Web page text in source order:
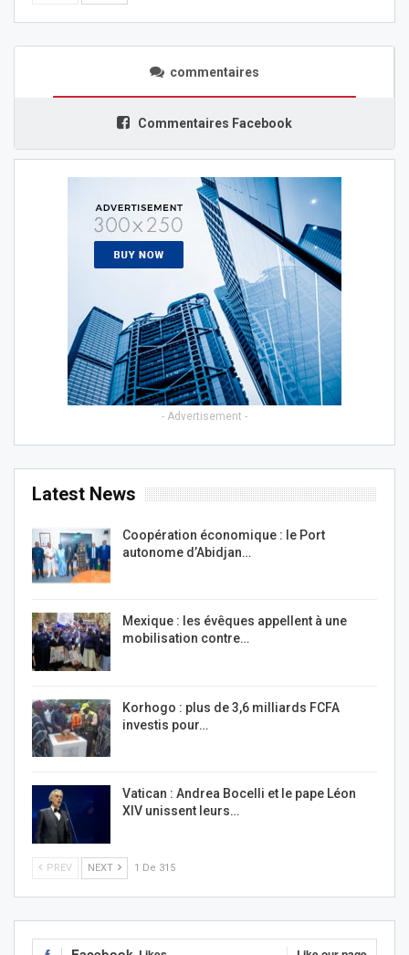
commentaires
Commentaires Facebook
- Advertisement -
Latest News
Coopération économique : le Port
autonome d’Abidjan…
Mexique : les évêques appellent à une
mobilisation contre…
Korhogo : plus de 3,6 milliards FCFA
investis pour…
Vatican : Andrea Bocelli et le pape Léon
XIV unissent leurs…
PREV NEXT 1 De 315